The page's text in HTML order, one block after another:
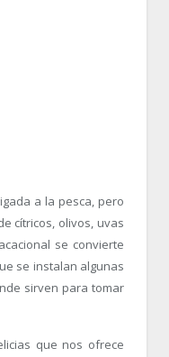
a la pesca, pero
cítricos, olivos, uvas
se convierte
se instalan algunas
sirven para tomar
que nos ofrece